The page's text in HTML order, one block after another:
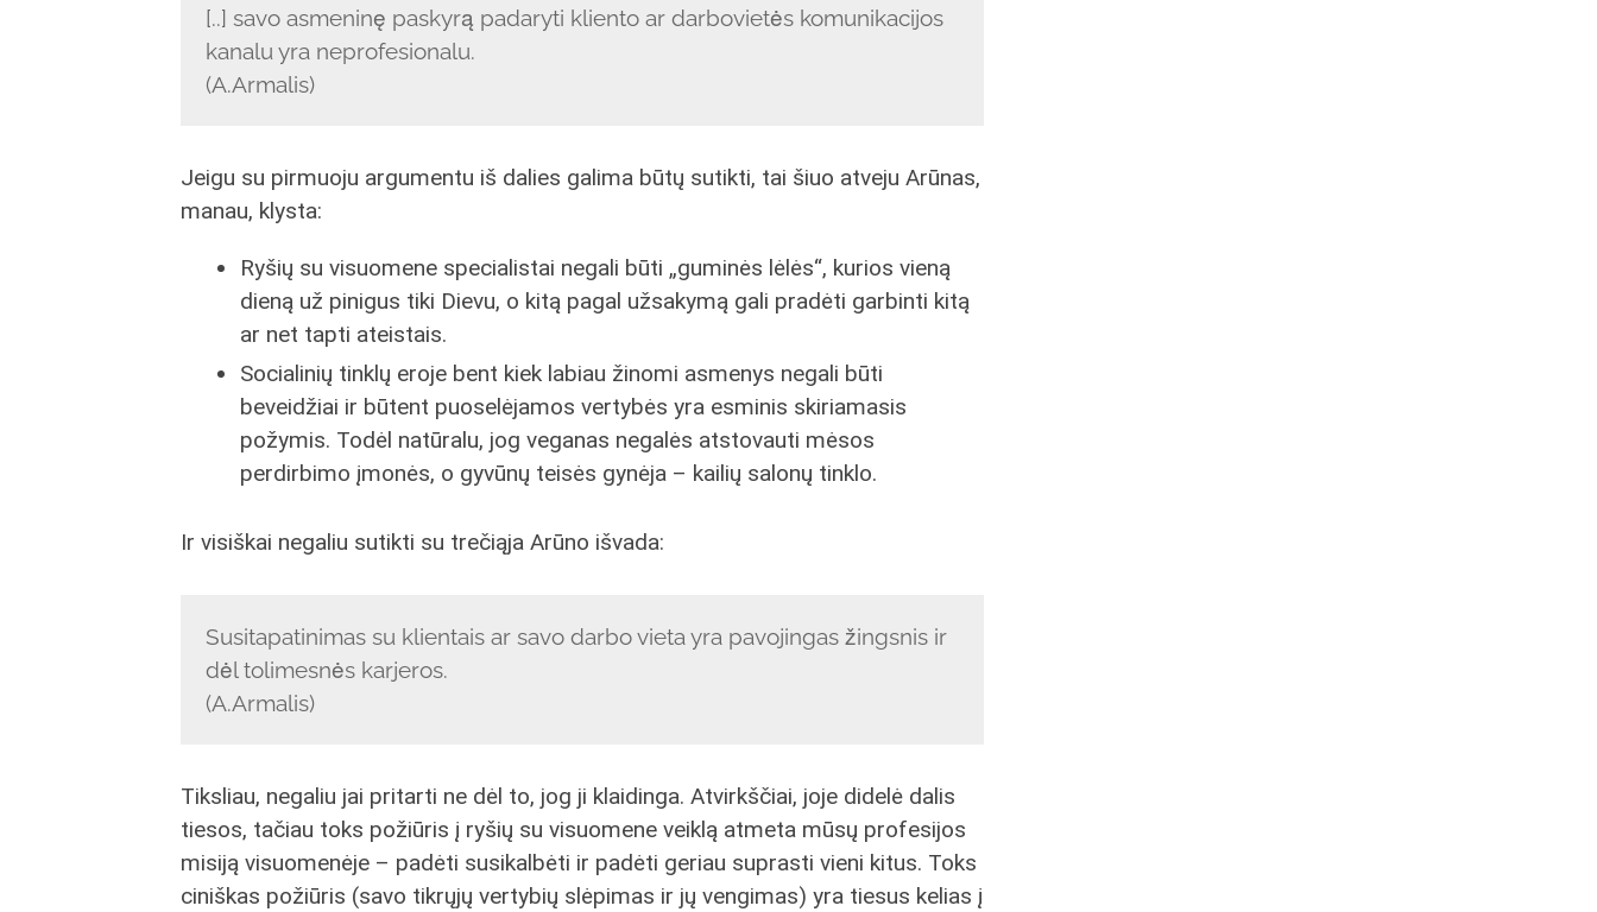
[..] savo asmeninę paskyrą padaryti kliento ar darbovietės komunikacijos
kanalu yra neprofesionalu.
(A.Armalis)
Jeigu su pirmuoju argumentu iš dalies galima būtų sutikti, tai šiuo atveju Arūnas,
manau, klysta:
Ryšių su visuomene specialistai negali būti „guminės lėlės“, kurios vieną
dieną už pinigus tiki Dievu, o kitą pagal užsakymą gali pradėti garbinti kitą
ar net tapti ateistais.
Socialinių tinklų eroje bent kiek labiau žinomi asmenys negali būti
beveidžiai ir būtent puoselėjamos vertybės yra esminis skiriamasis
požymis. Todėl natūralu, jog veganas negalės atstovauti mėsos
perdirbimo įmonės, o gyvūnų teisės gynėja – kailių salonų tinklo.
Ir visiškai negaliu sutikti su trečiąja Arūno išvada:
Susitapatinimas su klientais ar savo darbo vieta yra pavojingas žingsnis ir
dėl tolimesnės karjeros.
(A.Armalis)
Tiksliau, negaliu jai pritarti ne dėl to, jog ji klaidinga. Atvirkščiai, joje didelė dalis
tiesos, tačiau toks požiūris į ryšių su visuomene veiklą atmeta mūsų profesijos
misiją visuomenėje – padėti susikalbėti ir padėti geriau suprasti vieni kitus. Toks
ciniškas požiūris (savo tikrųjų vertybių slėpimas ir jų vengimas) yra tiesus kelias į